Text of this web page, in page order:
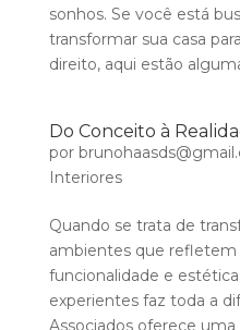
sonhos. Se você está
transformar sua casa
direito, aqui estão
Do Conceito à
por
Interiores
Quando se trata de
ambientes que refletem
funcionalidade e
experientes faz toda a
Associados oferece